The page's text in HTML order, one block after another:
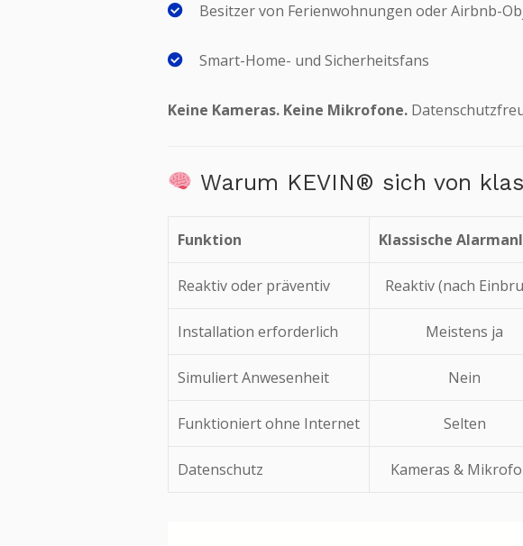
Besitzer von Ferienwohnungen oder Airbnb-
Smart-Home- und Sicherheitsfans
Keine Kameras. Keine Mikrofone.
Warum KEVIN® sich von
Funktion Klassische
Reaktiv oder präventiv Reaktiv (nach
Installation erforderlich Meistens ja
Simuliert Anwesenheit Nein
Funktioniert ohne Internet Selten
Datenschutz Kameras &